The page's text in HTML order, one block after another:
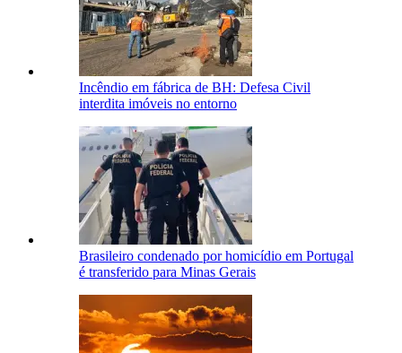
Incêndio em fábrica de BH: Defesa Civil
interdita imóveis no entorno
Brasileiro condenado por homicídio em Portugal
é transferido para Minas Gerais